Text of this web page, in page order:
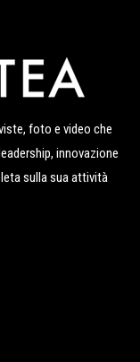
foto e video che
innovazione
sulla sua attività